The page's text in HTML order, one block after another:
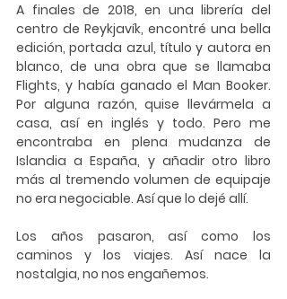
A finales de 2018, en una librería del
centro de Reykjavík, encontré una bella
edición, portada azul, título y autora en
blanco, de una obra que se llamaba
Flights, y había ganado el Man Booker.
Por alguna razón, quise llevármela a
casa, así en inglés y todo. Pero me
encontraba en plena mudanza de
Islandia a España, y añadir otro libro
más al tremendo volumen de equipaje
no era negociable. Así que lo dejé allí.
Los años pasaron, así como los
caminos y los viajes. Así nace la
nostalgia, no nos engañemos.